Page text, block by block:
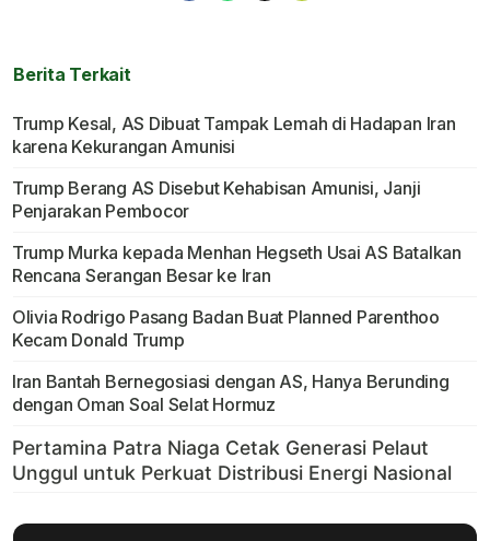
Berita Terkait
Trump Kesal, AS Dibuat Tampak Lemah di Hadapan Iran
karena Kekurangan Amunisi
Trump Berang AS Disebut Kehabisan Amunisi, Janji
Penjarakan Pembocor
Trump Murka kepada Menhan Hegseth Usai AS Batalkan
Rencana Serangan Besar ke Iran
Olivia Rodrigo Pasang Badan Buat Planned Parenthoo
Kecam Donald Trump
Iran Bantah Bernegosiasi dengan AS, Hanya Berunding
dengan Oman Soal Selat Hormuz